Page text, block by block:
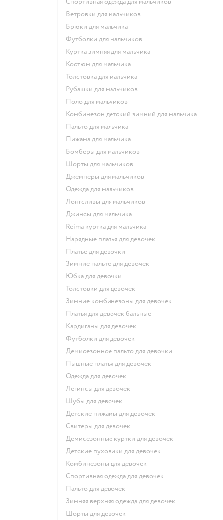
Спортивная одежда для мальчиков
Ветровки для мальчиков
Брюки для мальчика
Футболки для мальчиков
Куртка зимняя для мальчика
Костюм для мальчика
Толстовка для мальчика
Рубашки для мальчиков
Поло для мальчиков
Комбинезон детский зимний для мальчика
Пальто для мальчика
Пижама для мальчика
Бомберы для мальчиков
Шорты для мальчиков
Джемперы для мальчиков
Одежда для мальчиков
Лонгсливы для мальчиков
Джинсы для мальчика
Reima куртка для мальчика
Нарядные платья для девочек
Платье для девочки
Зимние пальто для девочек
Юбка для девочки
Толстовки для девочек
Зимние комбинезоны для девочек
Платья для девочек бальные
Кардиганы для девочек
Футболки для девочек
Демисезонное пальто для девочки
Пышные платья для девочек
Одежда для девочек
Легинсы для девочек
Шубы для девочек
Детские пижамы для девочек
Свитеры для девочек
Демисезонные куртки для девочек
Детские пуховики для девочек
Комбинезоны для девочек
Спортивная одежда для девочек
Пальто для девочек
Зимняя верхняя одежда для девочек
Шорты для девочек